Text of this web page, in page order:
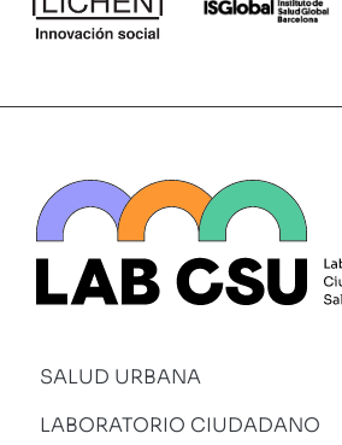
SALUD URBANA
LABORATORIO CIUDADANO